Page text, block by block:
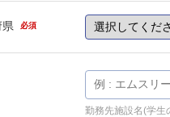
必須
勤務先施設名(学生